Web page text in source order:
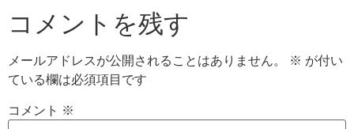
コメントを残す
メールアドレスが公開されることはありません。 ※ が付い
ている欄は必須項目です
コメント ※